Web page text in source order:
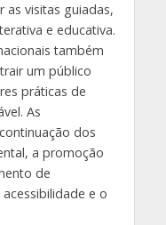
as visitas guiadas,
e educativa.
também
um público
práticas de
As
dos
a promoção
de
e o